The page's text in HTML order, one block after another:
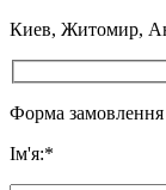
Киев, Житомир,
Форма замовлення
Ім'я:*